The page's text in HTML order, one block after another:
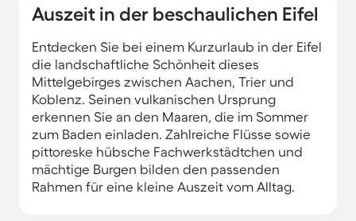
Auszeit in der beschaulichen Eifel
Entdecken Sie bei einem Kurzurlaub in der Eifel
die landschaftliche Schönheit dieses
Mittelgebirges zwischen Aachen, Trier und
Koblenz. Seinen vulkanischen Ursprung
erkennen Sie an den Maaren, die im Sommer
zum Baden einladen. Zahlreiche Flüsse sowie
pittoreske hübsche Fachwerkstädtchen und
mächtige Burgen bilden den passenden
Rahmen für eine kleine Auszeit vom Alltag.